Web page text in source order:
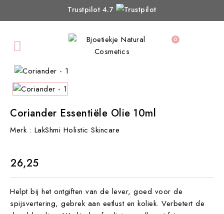
Trustpilot 4.7
 0
Coriander Essentiële Olie 10ml
Merk : LakShmi Holistic Skincare
€ 26,25
Helpt bij het ontgiften van de lever, goed voor de
spijsvertering, gebrek aan eetlust en koliek. Verbetert de